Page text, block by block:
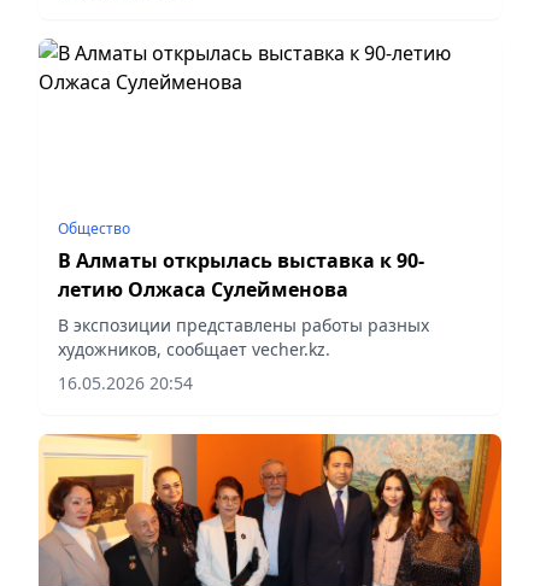
Общество
В Алматы открылась выставка к 90-
летию Олжаса Сулейменова
В экспозиции представлены работы разных
художников, сообщает vecher.kz.
16.05.2026 20:54